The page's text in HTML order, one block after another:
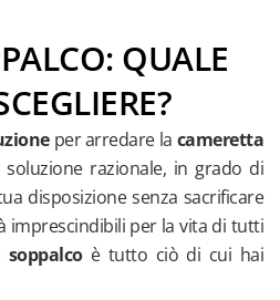
QUALE
per arredare la cameretta
razionale, in grado di
disposizione senza sacrificare
imprescindibili per la vita di tutti
è tutto ciò di cui hai